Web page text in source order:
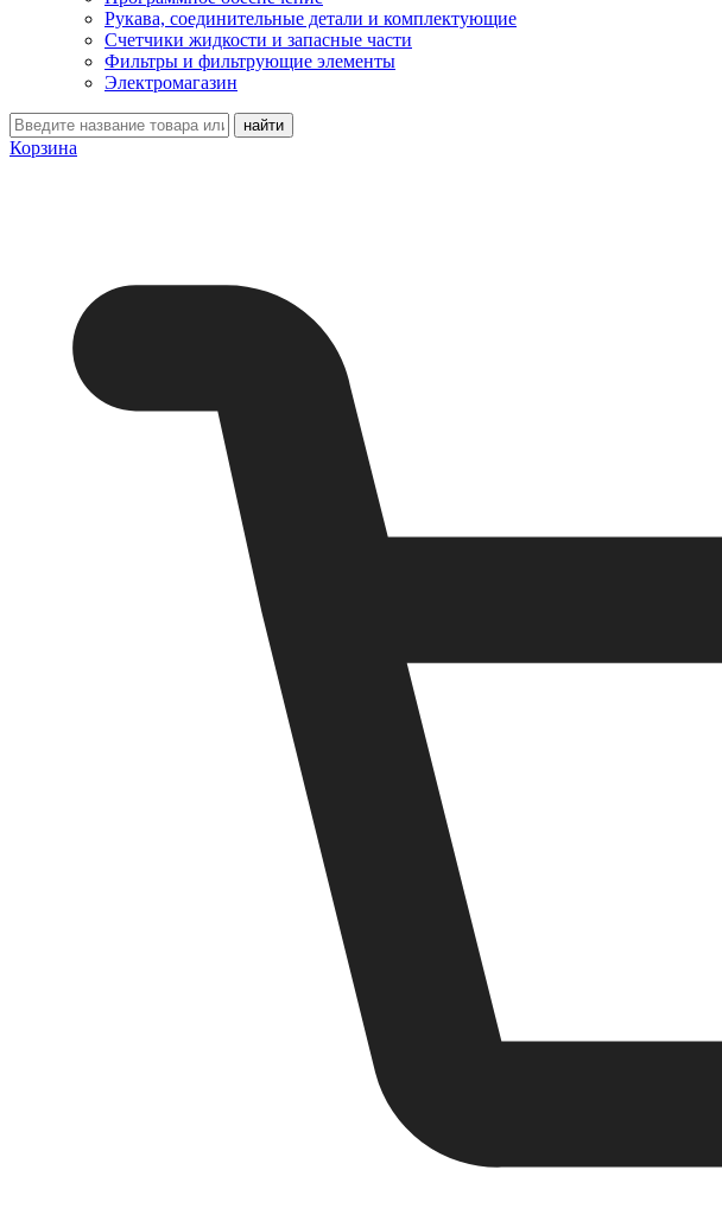
Рукава, соединительные детали и комплектующие
Счетчики жидкости и запасные части
Фильтры и фильтрующие элементы
Электромагазин
Корзина